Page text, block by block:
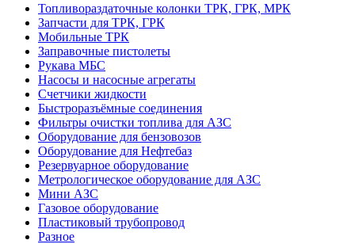
Топливораздаточные колонки ТРК, ГРК, МРК
Запчасти для ТРК, ГРК
Мобильные ТРК
Заправочные пистолеты
Рукава МБС
Насосы и насосные агрегаты
Счетчики жидкости
Быстроразъёмные соединения
Фильтры очистки топлива для АЗС
Оборудование для бензовозов
Оборудование для Нефтебаз
Резервуарное оборудование
Метрологическое оборудование для АЗС
Мини АЗС
Газовое оборудование
Пластиковый трубопровод
Разное